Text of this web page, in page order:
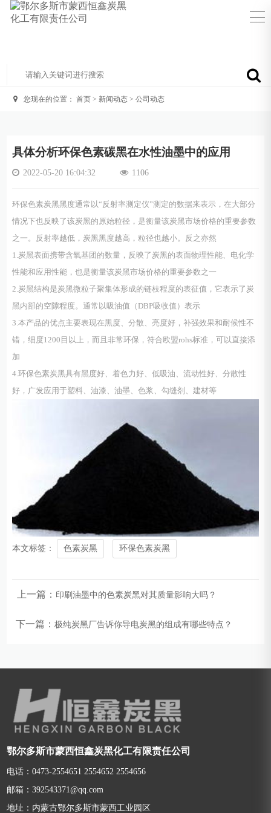
您现在的位置：首页 > 新闻动态 >公司动态
具体分析环保色素碳黑在水性油墨中的应用
2022-05-20 16:04:32 1106
环保色素炭黑黑度通常以“反射率测定仪”测定的数据来表示，在大部分
情况下也反映了该炭黑的原始粒径，是衡量该炭黑市场价格的重要参数
之一。反射率越低，炭黑黑度越高，粒径也越小。反之亦然
1.炭黑表面携带含氧基团的数量，反映了炭黑的表面物理性能、电化学
性能和应用性能，也是衡量该炭黑市场价格的重要参数之一
2.炭黑结构是炭黑微粒子聚集体形成的链枝程度的表征值，它表示了炭
黑内部的空隙程度。通常以吸油值（DBP吸收值）表示
3.本产品的优点主要表现在黑度、分散、亮度好，补强效果和耐候性不
错，细度1200目以上，而且非常环保，符合欧盟rohs标准，可以直接添
加
4.环保色素炭黑具有黑度好、着色力好、低吸油、流动性好、分散性
好，广发应用于塑料、油漆、油墨、色浆、勾缝剂、建材等
本文标签： 色素炭黑 环保色素炭黑
上一篇： 印刷油墨中的色素炭黑对其质量影响大吗？
下一篇： 极纯炭黑厂告诉你导电炭黑的组成有哪些特点？
鄂尔多斯市蒙西恒鑫炭黑化工有限责任公司
电话：0473-2554651 2554652 2554656
邮箱：392543371@qq.com
地址：内蒙古鄂尔多斯市蒙西工业园区